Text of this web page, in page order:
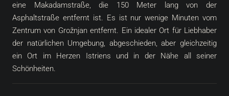
eine Makadamstraße, die 150 Meter lang von der
Asphaltstraße entfernt ist. Es ist nur wenige Minuten vom
Zentrum von Grožnjan entfernt. Ein idealer Ort für Liebhaber
der natürlichen Umgebung, abgeschieden, aber gleichzeitig
ein Ort im Herzen Istriens und in der Nähe all seiner
Schönheiten.